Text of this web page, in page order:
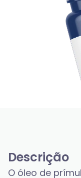
Descrição
O óleo de